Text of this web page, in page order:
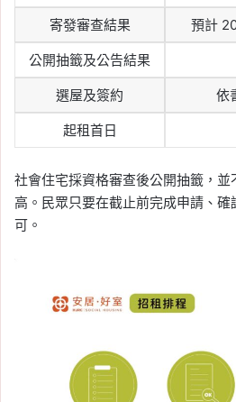
寄發審查結果 預計
公開抽籤及公告結果
選屋及簽約 依
起租首日
社會住宅採資格審查後公開抽籤，
高。民眾只要在截止前完成申請、
可。